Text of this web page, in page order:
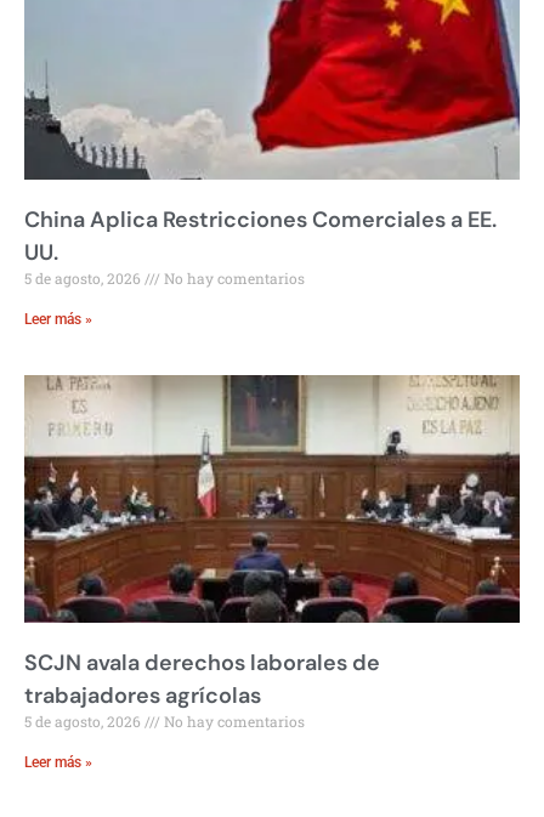
China Aplica Restricciones Comerciales a EE.
UU.
5 de agosto, 2026 No hay comentarios
Leer más »
SCJN avala derechos laborales de
trabajadores agrícolas
5 de agosto, 2026 No hay comentarios
Leer más »